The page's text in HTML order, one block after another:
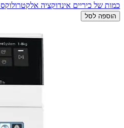
כמות של כיריים אינדוקציה אלקטרולוקס Electrolux EIV644 60 ס"מ
הוספה לסל